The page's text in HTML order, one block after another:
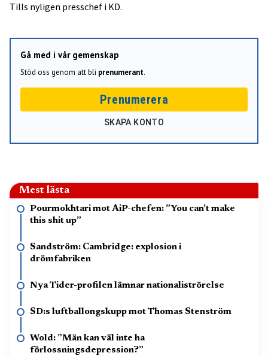
Tills nyligen presschef i KD.
Gå med i vår gemenskap
Stöd oss genom att bli prenumerant.
Prenumerera
SKAPA KONTO
Mest lästa
Pourmokhtari mot AiP-chefen: ”You can’t make
this shit up”
Sandström: Cambridge: explosion i
drömfabriken
Nya Tider-profilen lämnar nationaliströrelse
SD:s luftballongskupp mot Thomas Stenström
Wold: ”Män kan väl inte ha
förlossningsdepression?”